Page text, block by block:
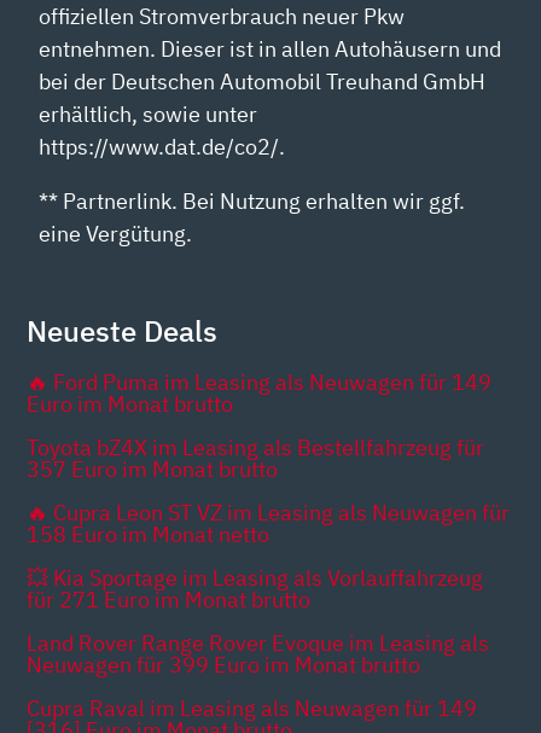
offiziellen Stromverbrauch neuer Pkw
entnehmen. Dieser ist in allen Autohäusern und
bei der Deutschen Automobil Treuhand GmbH
erhältlich, sowie unter
https://www.dat.de/co2/.
** Partnerlink. Bei Nutzung erhalten wir ggf.
eine Vergütung.
Neueste Deals
🔥 Ford Puma im Leasing als Neuwagen für 149
Euro im Monat brutto
Toyota bZ4X im Leasing als Bestellfahrzeug für
357 Euro im Monat brutto
🔥 Cupra Leon ST VZ im Leasing als Neuwagen für
158 Euro im Monat netto
💥 Kia Sportage im Leasing als Vorlauffahrzeug
für 271 Euro im Monat brutto
Land Rover Range Rover Evoque im Leasing als
Neuwagen für 399 Euro im Monat brutto
Cupra Raval im Leasing als Neuwagen für 149